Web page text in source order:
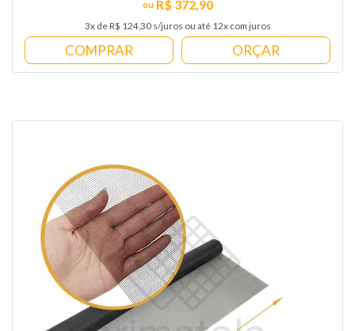
R$ 372,90
3x de R$ 124,30 s/juros ou até 12x com juros
ORÇAR
COMPRAR